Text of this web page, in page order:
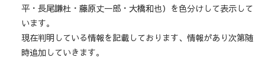
平・長尾謙杜・藤原丈一郎・大橋和也）を色分けして表示して
います。
現在判明している情報を記載しております、情報があり次第随
時追加していきます。